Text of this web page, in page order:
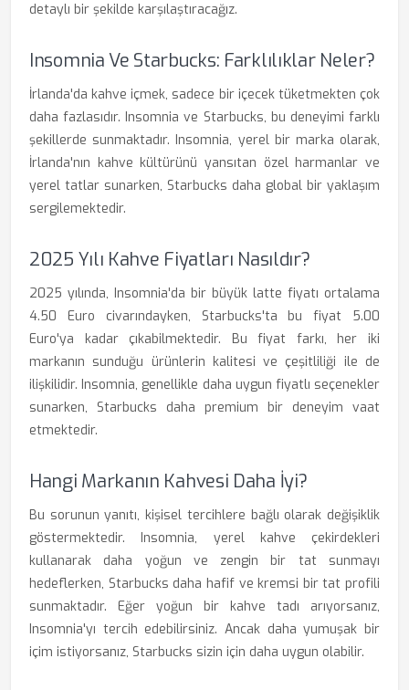
detaylı bir şekilde karşılaştıracağız.
Insomnia Ve Starbucks: Farklılıklar Neler?
İrlanda'da kahve içmek, sadece bir içecek tüketmekten çok
daha fazlasıdır. Insomnia ve Starbucks, bu deneyimi farklı
şekillerde sunmaktadır. Insomnia, yerel bir marka olarak,
İrlanda'nın kahve kültürünü yansıtan özel harmanlar ve
yerel tatlar sunarken, Starbucks daha global bir yaklaşım
sergilemektedir.
2025 Yılı Kahve Fiyatları Nasıldır?
2025 yılında, Insomnia'da bir büyük latte fiyatı ortalama
4.50 Euro civarındayken, Starbucks'ta bu fiyat 5.00
Euro'ya kadar çıkabilmektedir. Bu fiyat farkı, her iki
markanın sunduğu ürünlerin kalitesi ve çeşitliliği ile de
ilişkilidir. Insomnia, genellikle daha uygun fiyatlı seçenekler
sunarken, Starbucks daha premium bir deneyim vaat
etmektedir.
Hangi Markanın Kahvesi Daha İyi?
Bu sorunun yanıtı, kişisel tercihlere bağlı olarak değişiklik
göstermektedir. Insomnia, yerel kahve çekirdekleri
kullanarak daha yoğun ve zengin bir tat sunmayı
hedeflerken, Starbucks daha hafif ve kremsi bir tat profili
sunmaktadır. Eğer yoğun bir kahve tadı arıyorsanız,
Insomnia'yı tercih edebilirsiniz. Ancak daha yumuşak bir
içim istiyorsanız, Starbucks sizin için daha uygun olabilir.